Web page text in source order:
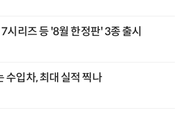
시리즈 등 '8월 한정판' 3종 출시
수입차, 최대 실적 찍나